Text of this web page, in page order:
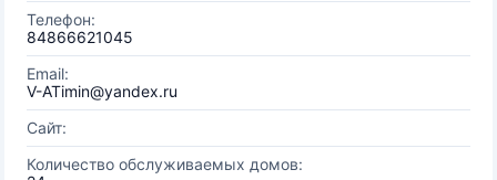
Телефон:
84866621045
Email:
V-ATimin@yandex.ru
Сайт:
Количество обслуживаемых домов: